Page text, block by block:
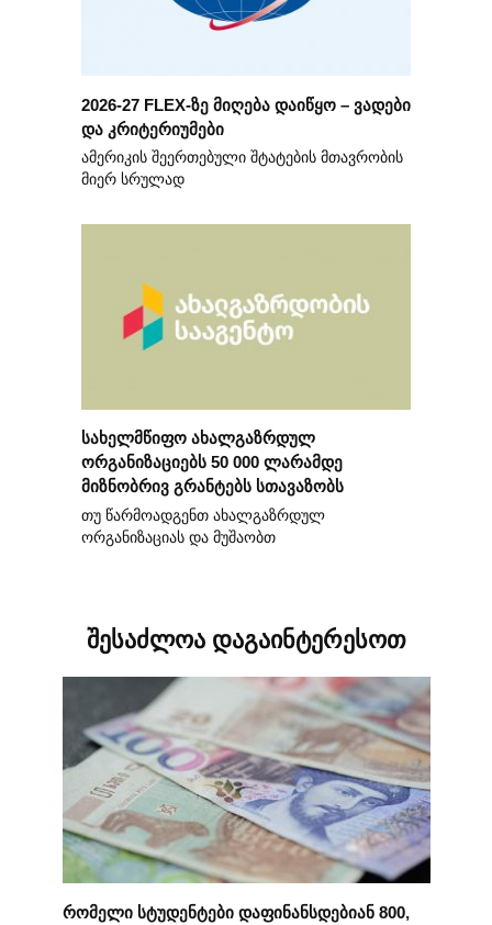
2026-27 FLEX-ზე მიღება დაიწყო – ვადები
და კრიტერიუმები
ამერიკის შეერთებული შტატების მთავრობის
მიერ სრულად
სახელმწიფო ახალგაზრდულ
ორგანიზაციებს 50 000 ლარამდე
მიზნობრივ გრანტებს სთავაზობს
თუ წარმოადგენთ ახალგაზრდულ
ორგანიზაციას და მუშაობთ
შესაძლოა დაგაინტერესოთ
რომელი სტუდენტები დაფინანსდებიან 800,